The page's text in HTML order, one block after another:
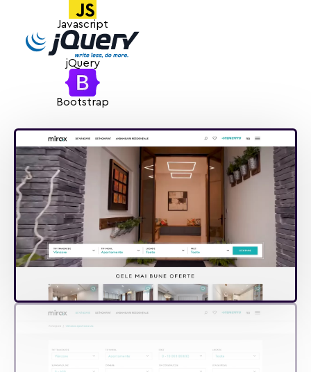
Javascript
jQuery
Bootstrap